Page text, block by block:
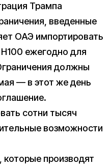
Трампа
введенные
ОАЭ импортировать
ежегодно для
должны
— в этот же день
сотни тысяч
возможности
производят